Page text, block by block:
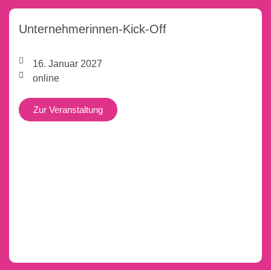
Unternehmerinnen-Kick-Off
16. Januar 2027
online
Zur Veranstaltung